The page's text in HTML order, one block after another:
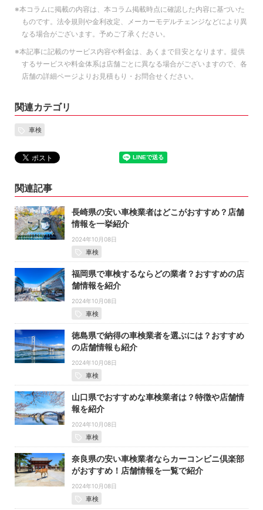
※本コラムに掲載の内容は、本コラム掲載時点に確認した内容に基づいた
ものです。法令規則や金利改定、メーカーモデルチェンジなどにより異
なる場合がございます。予めご了承ください。
※本記事に記載のサービス内容や料金は、あくまで目安となります。提供
するサービスや料金体系は店舗ごとに異なる場合がございますので、各
店舗の詳細ページよりお見積もり・お問合せください。
関連カテゴリ
車検
関連記事
長崎県の安い車検業者はどこがおすすめ？店舗
情報を一挙紹介
2024年10月08日
車検
福岡県で車検するならどの業者？おすすめの店
舗情報を紹介
2024年10月08日
車検
徳島県で納得の車検業者を選ぶには？おすすめ
の店舗情報も紹介
2024年10月08日
車検
山口県でおすすめな車検業者は？特徴や店舗情
報を紹介
2024年10月08日
車検
奈良県の安い車検業者ならカーコンビニ倶楽部
がおすすめ！店舗情報を一覧で紹介
2024年10月08日
車検